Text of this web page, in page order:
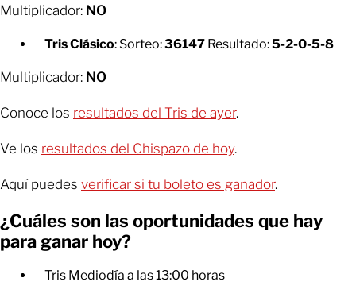
Multiplicador: NO
Tris Clásico: Sorteo:36147 Resultado:5-2-0-5-8
Multiplicador: NO
Conoce los resultados del Tris de ayer.
Ve los resultados del Chispazo de hoy.
Aquí puedes verificar si tu boleto es ganador.
¿Cuáles son las oportunidades que hay
para ganar hoy?
Tris Mediodía a las 13:00 horas